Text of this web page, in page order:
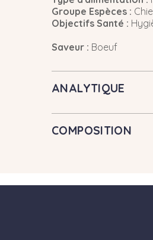
Groupe Espèces :
Objectifs Santé :
Saveur : Boeuf
ANALYTIQUE
COMPOSITION